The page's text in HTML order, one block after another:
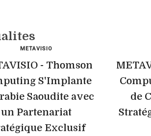
METAVISIO
- Thomson
S'Implante
Saoudite avec
un Partenariat
Exclusif
de